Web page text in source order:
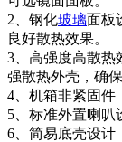
2、钢化玻璃面板
良好散热效果。
3、高强度高散热
强散热外壳，确
4、机箱非紧固件
5、标准外置喇叭
6、简易底壳设计